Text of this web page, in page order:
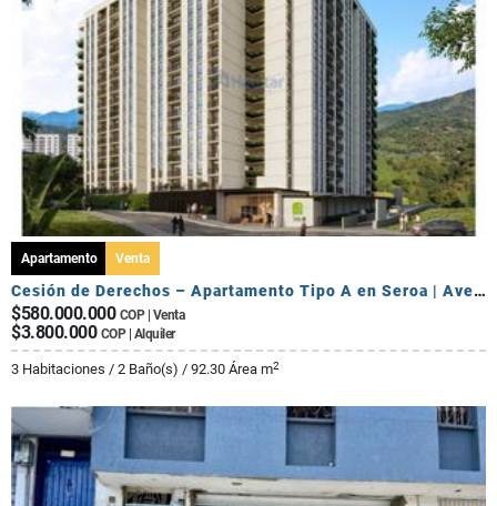
Apartamento Venta
Cesión de Derechos – Apartamento Tipo A en Seroa | Avenida Centenario
$580.000.000 COP | Venta
$3.800.000 COP | Alquiler
3 Habitaciones / 2 Baño(s) / 92.30 Área m2